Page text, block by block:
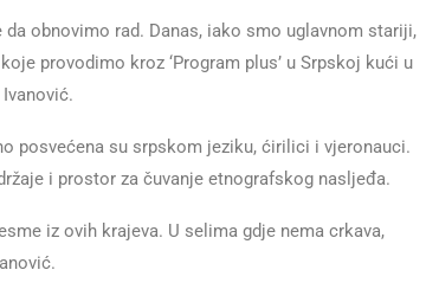
obnovimo rad. Danas, iako smo uglavnom stariji,
provodimo kroz ‘Program plus’ u Srpskoj kući u
posvećena su srpskom jeziku, ćirilici i vjeronauci.
i prostor za čuvanje etnografskog nasljeđa.
iz ovih krajeva. U selima gdje nema crkava,